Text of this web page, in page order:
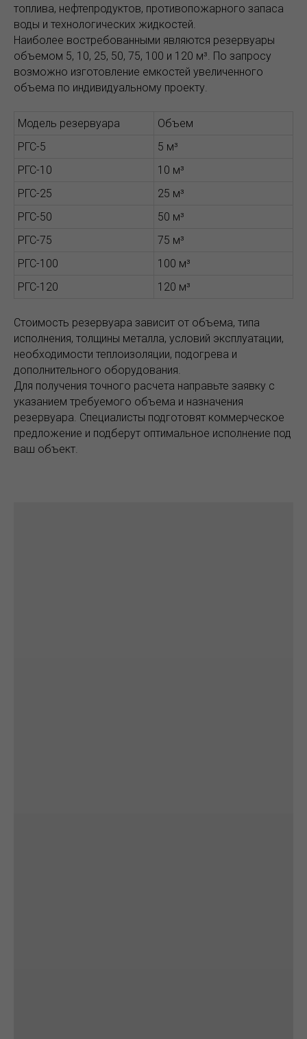
топлива, нефтепродуктов, противопожарного запаса
воды и технологических жидкостей.
Наиболее востребованными являются резервуары
объемом 5, 10, 25, 50, 75, 100 и 120 м³. По запросу
возможно изготовление емкостей увеличенного
объема по индивидуальному проекту.
Модель резервуара
Объем
РГС-5
5 м³
РГС-10
10 м³
РГС-25
25 м³
РГС-50
50 м³
РГС-75
75 м³
РГС-100
100 м³
РГС-120
120 м³
Стоимость резервуара зависит от объема, типа
исполнения, толщины металла, условий эксплуатации,
необходимости теплоизоляции, подогрева и
дополнительного оборудования.
Для получения точного расчета направьте заявку с
указанием требуемого объема и назначения
резервуара. Специалисты подготовят коммерческое
предложение и подберут оптимальное исполнение под
ваш объект.